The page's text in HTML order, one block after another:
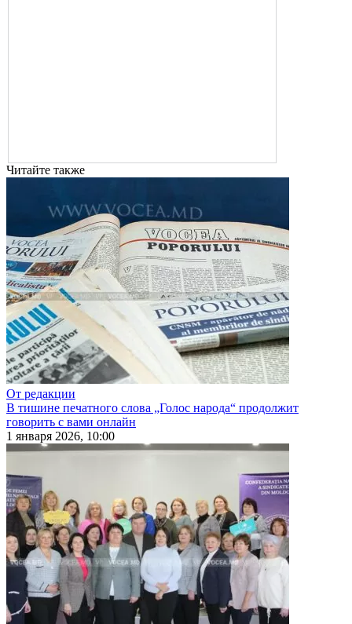
Читайте также
От редакции
В тишине печатного слова „Голос народа“ продолжит
говорить с вами онлайн
1 января 2026, 10:00